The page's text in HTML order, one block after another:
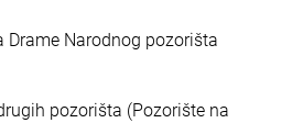
Narodnog pozorišta
pozorišta (Pozorište na